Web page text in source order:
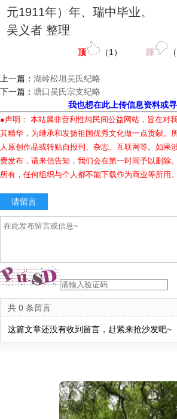
元1911年）年、瑞中毕业。
吴义者 整理
顶 （1 ） 踩 （
上一篇： 湖岭松坦吴氏纪略
下一篇： 塘口吴氏宗支纪略
我也想在此上传信息资料或
●声明： 本站属非营利性纯民间公益网站，旨在对
其精华，为继承和发扬祖国优秀文化做一点贡献。
人原创作品或转贴自报刊、杂志、互联网等。如果
费发布，请来信告知，我们会在第一时间予以删除
所有，任何组织与个人都不能下载作为商业等所用
请留言
共 0 条留言
这篇文章还没有收到留言，赶紧来抢沙发吧~